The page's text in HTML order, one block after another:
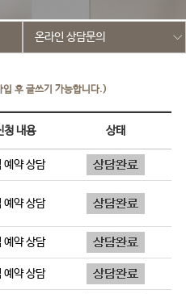
입 후 글쓰기 가능합니다.)
온라인 상담문의
청 내용 상태
예약 상담
예약 상담
예약 상담
예약 상담